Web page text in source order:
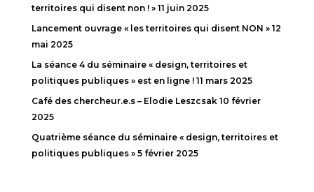
territoires qui disent non ! » 11 juin 2025
Lancement ouvrage « les territoires qui disent NON » 12
mai 2025
La séance 4 du séminaire « design, territoires et
politiques publiques » est en ligne ! 11 mars 2025
Café des chercheur.e.s – Elodie Leszcsak 10 février
2025
Quatrième séance du séminaire « design, territoires et
politiques publiques » 5 février 2025